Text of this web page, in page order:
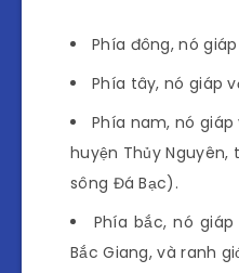
Phía đông, nó
Phía tây, nó giáp
Phía nam, nó
huyện Thủy Nguyên,
sông Đá Bạc).
Phía bắc, nó
Bắc Giang, và ranh